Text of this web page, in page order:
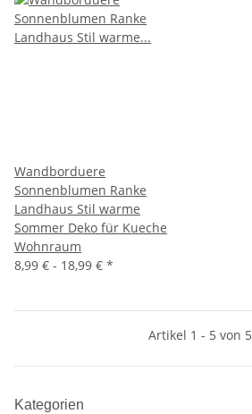
Wandborduere
Sonnenblumen Ranke
Landhaus Stil warme
Sommer Deko für Kueche
Wohnraum
8,99 € - 18,99 € *
Artikel 1 - 5 von 5
Kategorien